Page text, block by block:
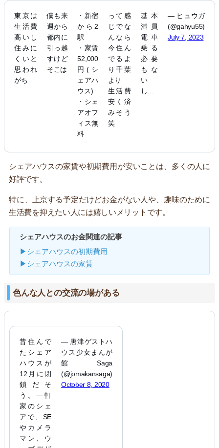
東京は
生活費
高いし
住みに
くいと
思われ
がち
僕も来
週から
都内に
引っ越
すけど
そこは
・新宿
から2
駅
・家賃
52,000
円(シ
ェアハ
ウス)
・シェ
アオフ
ィス無
料
って感
じでな
んなら
今住ん
でるよ
り千葉
より
生活費
安く済
みそう
笑
基本
満員
電車
乗る
必要
もな
い
し…
— ヒュウガ
(@gahyu55)
July 7, 2023
シェアハウスの家賃や初期費用が安いことは、多くの人に
好評です。
特に、上京する予定だけどお金がない人や、趣味のために
生活費を抑えたい人には嬉しいメリットです。
シェアハウスのお金関連の記事
▶シェアハウスの初期費用
▶シェアハウスの家賃
色んな人との交流の場がある
昔住んで
たシェア
ハウスが
12月に閉
鎖だそ
う。一軒
家のシェ
アで、SE
やカメラ
マン、ウ
— 唐津ゲストハ
ウス少女まんが
館Saga
(@jomakansaga)
October 8, 2020